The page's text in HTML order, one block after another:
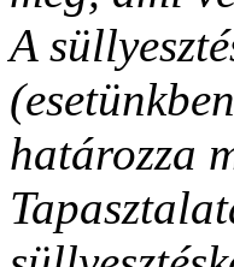
A
határozza